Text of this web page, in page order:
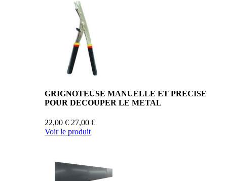
GRIGNOTEUSE MANUELLE ET PRECISE
POUR DECOUPER LE METAL
22,00 € 27,00 €
Voir le produit